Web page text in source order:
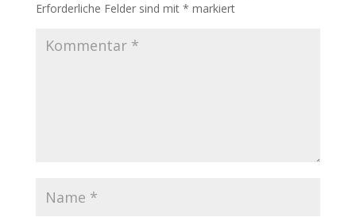
Erforderliche Felder sind mit * markiert